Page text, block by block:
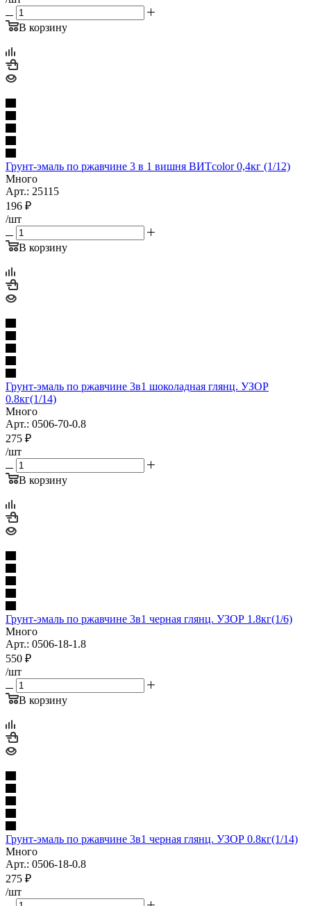
В корзину
Грунт-эмаль по ржавчине 3 в 1 вишня ВИТcolor 0,4кг (1/12)
Много
Арт.: 25115
196 ₽
/шт
В корзину
Грунт-эмаль по ржавчине 3в1 шоколадная глянц. УЗОР
0.8кг(1/14)
Много
Арт.: 0506-70-0.8
275 ₽
/шт
В корзину
Грунт-эмаль по ржавчине 3в1 черная глянц. УЗОР 1.8кг(1/6)
Много
Арт.: 0506-18-1.8
550 ₽
/шт
В корзину
Грунт-эмаль по ржавчине 3в1 черная глянц. УЗОР 0.8кг(1/14)
Много
Арт.: 0506-18-0.8
275 ₽
/шт